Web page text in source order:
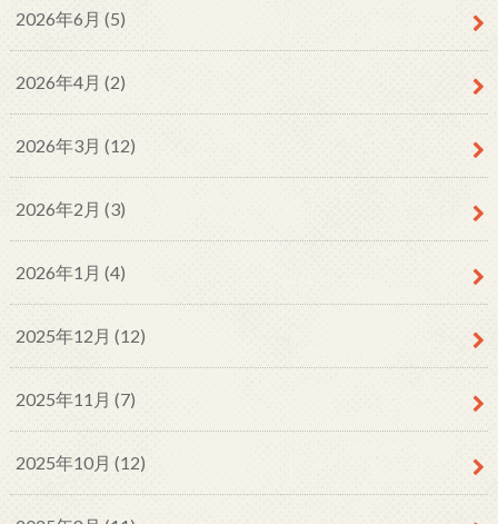
2026年6月 (5)
2026年4月 (2)
2026年3月 (12)
2026年2月 (3)
2026年1月 (4)
2025年12月 (12)
2025年11月 (7)
2025年10月 (12)